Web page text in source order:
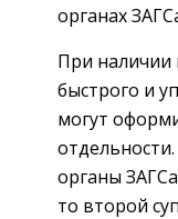
органах
При наличии
быстрого и
могут
органы
то второй